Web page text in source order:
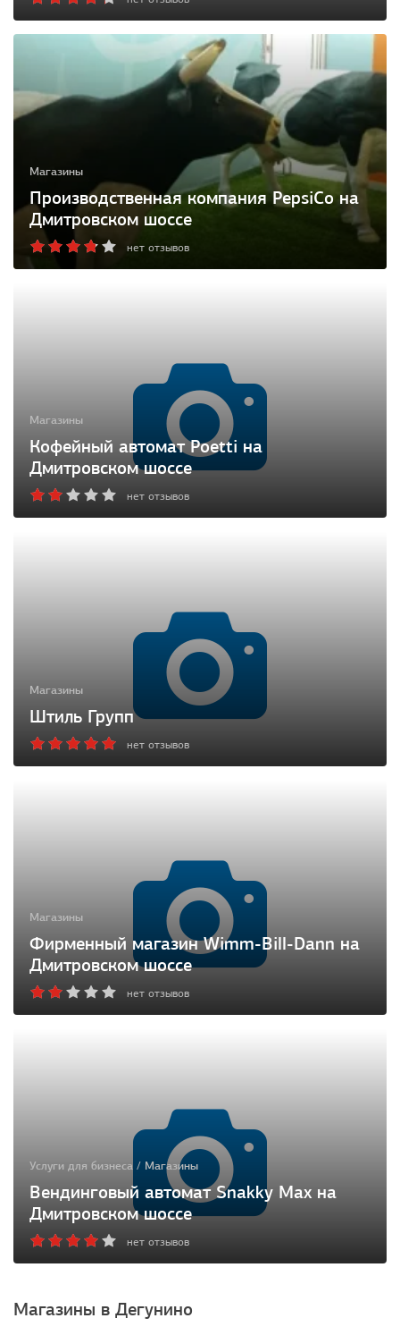
Магазины
Производственная компания PepsiCo на
Дмитровском шоссе
нет отзывов
Магазины
Кофейный автомат Poetti на
Дмитровском шоссе
нет отзывов
Магазины
Штиль Групп
нет отзывов
Магазины
Фирменный магазин Wimm-Bill-Dann на
Дмитровском шоссе
нет отзывов
Услуги для бизнеса / Магазины
Вендинговый автомат Snakky Max на
Дмитровском шоссе
нет отзывов
Магазины в Дегунино